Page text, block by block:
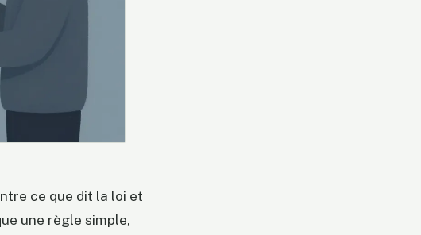
ce que dit la loi et
une règle simple,